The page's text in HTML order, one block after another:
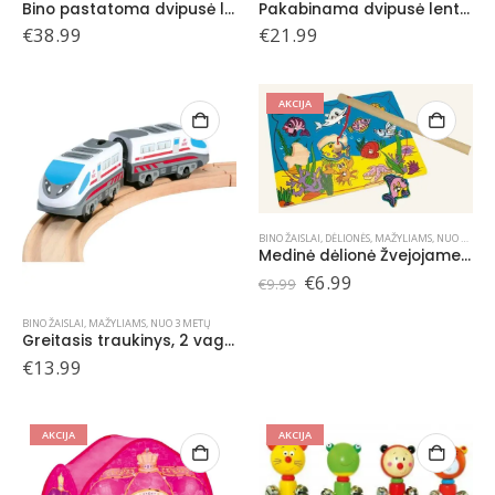
Bino pastatoma dvipusė lenta
€38.99
Pakabinama dvipusė lenta su raidėmis, 3+
€21.99
BINO ŽAISLAI, MAŽYLIAMS, NUO 3 METŲ
Greitasis traukinys, 2 vagonai
€13.99
AKCIJA
BINO ŽAISLAI, DĖLIONĖS, MAŽYLIAMS, NUO 3 METŲ
Medinė dėlionė Žvejojame , 36 mėn+
€9.99 Original
€6.99
AKCIJA AKCIJA